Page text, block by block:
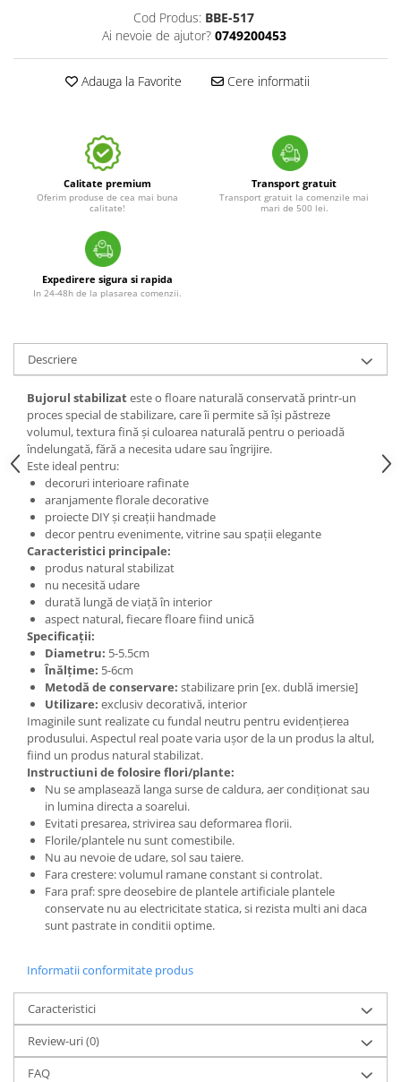
Cod Produs: BBE-517
Ai nevoie de ajutor? 0749200453
Adauga la Favorite Cere informatii
Calitate premium
Oferim produse de cea mai buna
calitate!
Transport gratuit
Transport gratuit la comenzile mai
mari de 500 lei.
Expedirere sigura si rapida
In 24-48h de la plasarea comenzii.
Descriere
Bujorul stabilizateste o floare naturală conservată printr-un
proces special de stabilizare, care îi permite să își păstreze
volumul, textura fină și culoarea naturală pentru o perioadă
îndelungată, fără a necesita udare sau îngrijire.
Este ideal pentru:
decoruri interioare rafinate
aranjamente florale decorative
proiecte DIY și creații handmade
decor pentru evenimente, vitrine sau spații elegante
Caracteristici principale:
produs natural stabilizat
nu necesită udare
durată lungă de viață în interior
aspect natural, fiecare floare fiind unică
Specificații:
Diametru: 5-5.5cm
Înălțime: 5-6cm
Metodă de conservare: stabilizare prin [ex. dublă imersie]
Utilizare: exclusiv decorativă, interior
Imaginile sunt realizate cu fundal neutru pentru evidențierea
produsului. Aspectul real poate varia ușor de la un produs la altul,
fiind un produs natural stabilizat.
Instructiuni de folosire flori/plante:
Nu se amplasează langa surse de caldura, aer condiționat sau
in lumina directa a soarelui.
Evitati presarea, strivirea sau deformarea florii.
Florile/plantele nu sunt comestibile.
Nu au nevoie de udare, sol sau taiere.
Fara crestere: volumul ramane constant si controlat.
Fara praf: spre deosebire de plantele artificiale plantele
conservate nu au electricitate statica, si rezista multi ani daca
sunt pastrate in conditii optime.
Informatii conformitate produs
Caracteristici
Review-uri(0)
FAQ